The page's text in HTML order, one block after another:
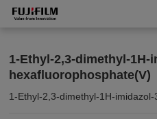
1-Ethyl-2,3-dimethyl-1H-
hexafluorophosphate(V)
1-Ethyl-2,3-dimethyl-1H-